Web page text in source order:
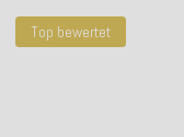
Top bewertet